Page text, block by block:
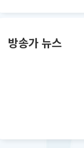
방송가 뉴스